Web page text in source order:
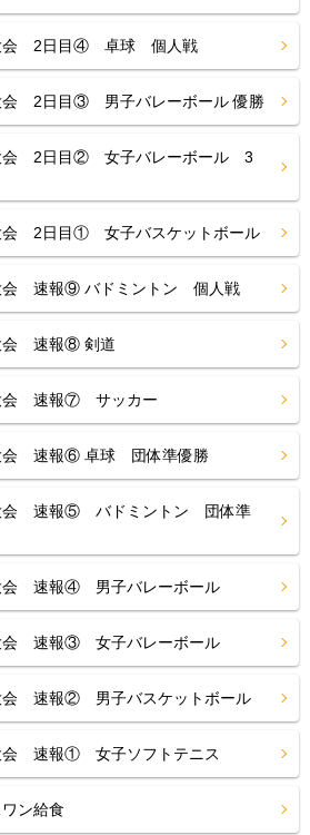
会 2日目④ 卓球 個人戦
会 2日目③ 男子バレーボール 優勝
会 2日目② 女子バレーボール 3
会 2日目① 女子バスケットボール
会 速報⑨ バドミントン 個人戦
会 速報⑧ 剣道
会 速報⑦ サッカー
会 速報⑥ 卓球 団体準優勝
会 速報⑤ バドミントン 団体準
会 速報④ 男子バレーボール
会 速報③ 女子バレーボール
会 速報② 男子バスケットボール
会 速報① 女子ソフトテニス
ン給食